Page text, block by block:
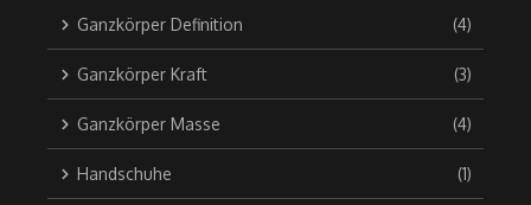
Ganzkörper Definition (4)
Ganzkörper Kraft (3)
Ganzkörper Masse (4)
Handschuhe (1)